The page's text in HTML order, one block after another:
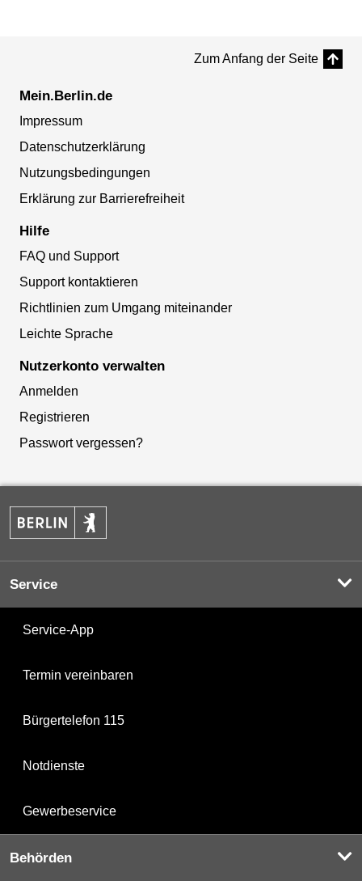
Zum Anfang der Seite
Mein.Berlin.de
Impressum
Datenschutzerklärung
Nutzungsbedingungen
Erklärung zur Barrierefreiheit
Hilfe
FAQ und Support
Support kontaktieren
Richtlinien zum Umgang miteinander
Leichte Sprache
Nutzerkonto verwalten
Anmelden
Registrieren
Passwort vergessen?
Service
Service-App
Termin vereinbaren
Bürgertelefon 115
Notdienste
Gewerbeservice
Behörden